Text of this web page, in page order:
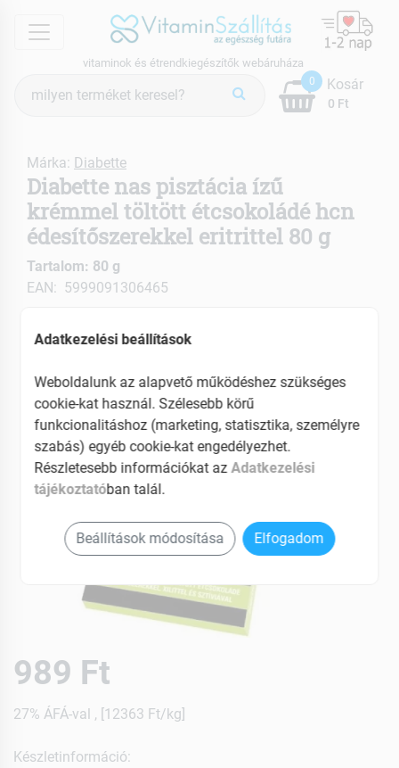
menu
vitaminok és étrendkiegészítők webáruháza
keresés
0
0 Ft
Kosár
Márka: Diabette
Diabette nas pisztácia ízű
krémmel töltött étcsokoládé hcn
édesítőszerekkel eritrittel 80 g
Tartalom: 80 g
EAN: 5999091306465
989 Ft
27% ÁFÁ-val , [12363 Ft/kg]
Készletinformáció:
Adatkezelési beállítások
Weboldalunk az alapvető működéshez szükséges
cookie-kat használ. Szélesebb körű
funkcionalitáshoz (marketing, statisztika, személyre
szabás) egyéb cookie-kat engedélyezhet.
Részletesebb információkat azAdatkezelési
tájékoztatóban talál.
Beállítások módosítása Elfogadom